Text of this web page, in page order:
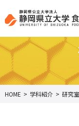
HOME > 学科紹介 > 研究